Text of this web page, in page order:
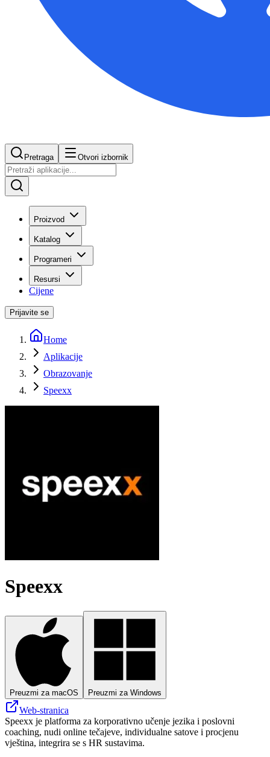
Pretraga Otvori izbornik
Proizvod
Katalog
Programeri
Resursi
Cijene
Prijavite se
Home
Aplikacije
Obrazovanje
Speexx
Speexx
Preuzmi za macOS Preuzmi za Windows
Web-stranica
Speexx je platforma za korporativno učenje jezika i poslovni
coaching, nudi online tečajeve, individualne satove i procjenu
vještina, integrira se s HR sustavima.